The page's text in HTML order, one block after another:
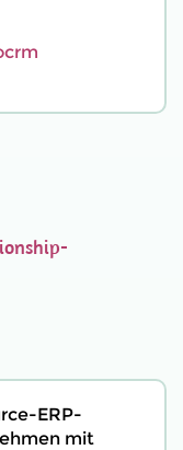
ERP-
mit